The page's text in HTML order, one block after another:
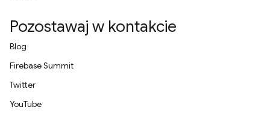
Pozostawaj w kontakcie
Blog
Firebase Summit
Twitter
YouTube